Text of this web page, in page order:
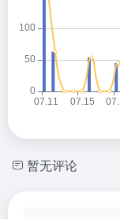
暂无评论